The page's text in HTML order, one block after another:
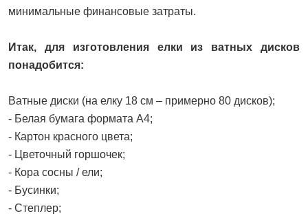
минимальные финансовые затраты.
Итак, для изготовления елки из ватных дисков
понадобится:
Ватные диски (на елку 18 см – примерно 80 дисков);
- Белая бумага формата А4;
- Картон красного цвета;
- Цветочный горшочек;
- Кора сосны / ели;
- Бусинки;
- Степлер;